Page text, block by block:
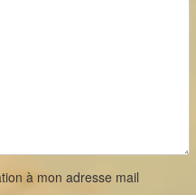
à mon adresse mail